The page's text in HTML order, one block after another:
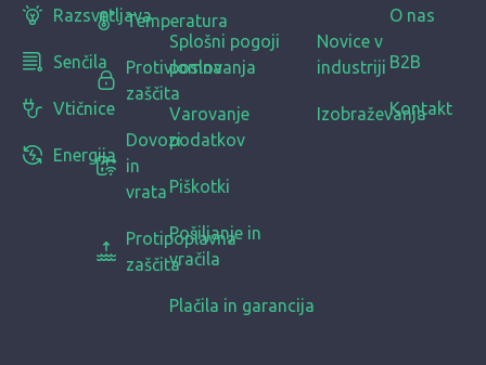
Razsvetljava
Senčila
Vtičnice
Energija
Temperatura
Protivlomna
zaščita
Dovozi
in
vrata
Protipoplavna
zaščita
Splošni pogoji
poslovanja
Varovanje
podatkov
Piškotki
Pošiljanje in
vračila
Plačila in garancija
Novice v
industriji
Izobraževanja
O nas
B2B
Kontakt